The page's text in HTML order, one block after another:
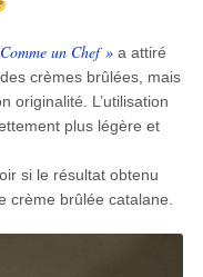
un Chef » a attiré
crèmes brûlées, mais
originalité. L’utilisation
plus légère et
si le résultat obtenu
crème brûlée catalane.